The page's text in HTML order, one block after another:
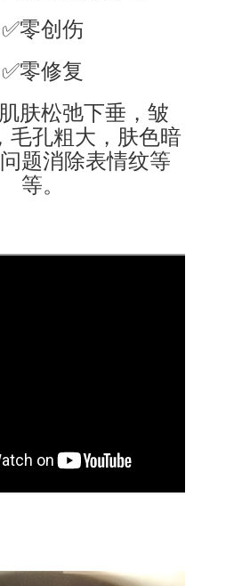
✅零创伤
✅零修复
肤松弛下垂，皱
毛孔粗大，肤色暗
题消除表情纹等
等。